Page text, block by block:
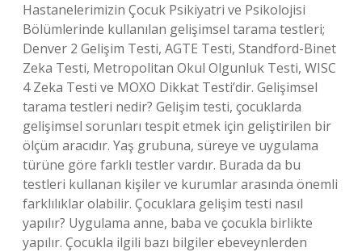
Hastanelerimizin Çocuk Psikiyatri ve Psikolojisi
Bölümlerinde kullanılan gelişimsel tarama testleri;
Denver 2 Gelişim Testi, AGTE Testi, Standford-Binet
Zeka Testi, Metropolitan Okul Olgunluk Testi, WISC
4 Zeka Testi ve MOXO Dikkat Testi’dir. Gelişimsel
tarama testleri nedir? Gelişim testi, çocuklarda
gelişimsel sorunları tespit etmek için geliştirilen bir
ölçüm aracıdır. Yaş grubuna, süreye ve uygulama
türüne göre farklı testler vardır. Burada da bu
testleri kullanan kişiler ve kurumlar arasında önemli
farklılıklar olabilir. Çocuklara gelişim testi nasıl
yapılır? Uygulama anne, baba ve çocukla birlikte
yapılır. Çocukla ilgili bazı bilgiler ebeveynlerden